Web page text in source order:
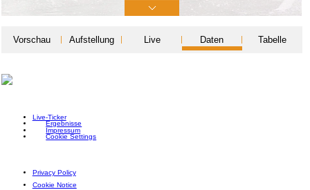
Vorschau Aufstellung Live Daten Tabelle
Live-Ticker
Ergebnisse
Impressum
Cookie Settings
Privacy Policy
Cookie Notice